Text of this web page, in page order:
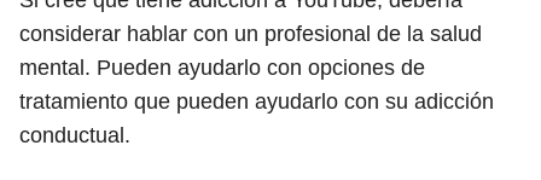
considerar hablar con un profesional de la salud
mental. Pueden ayudarlo con opciones de
tratamiento que pueden ayudarlo con su adicción
conductual.